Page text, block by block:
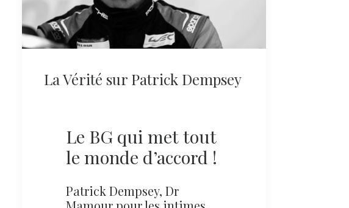
La Vérité sur Patrick Dempsey
Le BG qui met tout
le monde d’accord !
Patrick Dempsey, Dr